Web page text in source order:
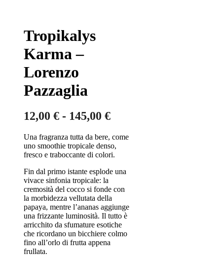
Tropikalys
Karma –
Lorenzo
Pazzaglia
12,00 € - 145,00 €Fascia
prezzo:
da
12,00 €
145,00 €
Una fragranza tutta da bere, come
uno smoothie tropicale denso,
fresco e traboccante di colori.
Fin dal primo istante esplode una
vivace sinfonia tropicale: la
cremosità del cocco si fonde con
la morbidezza vellutata della
papaya, mentre l’ananas aggiunge
una frizzante luminosità. Il tutto è
arricchito da sfumature esotiche
che ricordano un bicchiere colmo
fino all’orlo di frutta appena
frullata.